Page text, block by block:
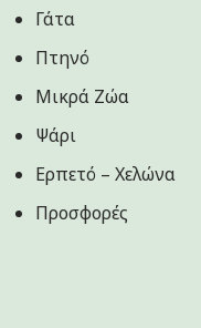
Γάτα
Πτηνό
Μικρά Ζώα
Ψάρι
Ερπετό – Χελώνα
Προσφορές